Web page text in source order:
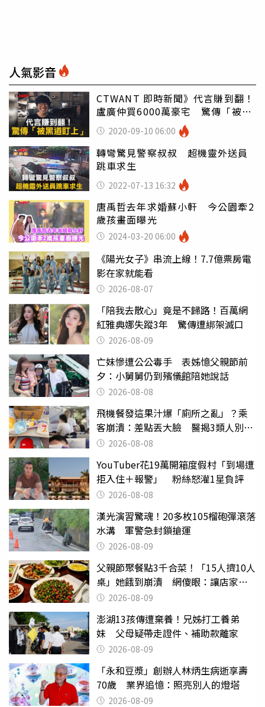
人氣影音
CTWANT 即時新聞》代言賺到翻！
盧廣仲買6000萬豪宅 驚傳「被黑
道盯上」
2020-09-10 06:00
轉彎驚見警察叔叔 超機靈外送員
跳車求生
2022-07-13 16:32
唐禹哲去年求婚蘇小軒 今公園牽2
歲孩畫面曝光
2024-03-20 06:00
《陽光女子》串流上線！7.7億票房電
影在家就能看
2026-08-07
「陪我去散心」竟是不歸路！百萬網
紅雅典娜失蹤3年 驚傳遭綁架滅口
2026-08-09
亡妹慘遭公公毒手 表姊憶父親節前
夕：小舅舅仍到殯儀館陪她說話
2026-08-08
飛機餐發這果汁爆「廁所之亂」？乘
客崩潰：差點丟大臉 醫揭3類人別亂
喝 2026-08-08
YouTuber花19萬開箱度假村「到場遭
拒入住＋報警」 粉絲怒灌1星負評
2026-08-08
漢光演習驚魂！20多枚105榴砲彈滾落
水溝 軍警急封鎖搶運
2026-08-09
父親節聚餐點3千合菜！「15人擠10人
桌」她餓到崩潰 網傻眼：讓店家看
笑話2026-08-09
澎湖13孩傳遭棄養！兄姊打工養弟
妹 父母疑帶走證件、補助款離家
2026-08-09
「永和豆漿」創辦人林炳生病逝享壽
70歲 業界追憶：照亮別人的燈塔
2026-08-09